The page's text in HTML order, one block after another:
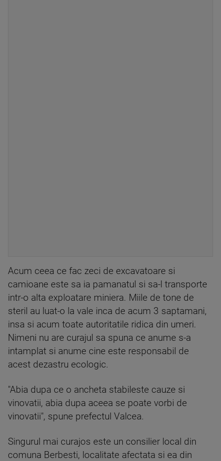
Acum ceea ce fac zeci de excavatoare si
camioane este sa ia pamanatul si sa-l transporte
intr-o alta exploatare miniera. Miile de tone de
steril au luat-o la vale inca de acum 3 saptamani,
insa si acum toate autoritatile ridica din umeri.
Nimeni nu are curajul sa spuna ce anume s-a
intamplat si anume cine este responsabil de
acest dezastru ecologic.
"Abia dupa ce o ancheta stabileste cauze si
vinovatii, abia dupa aceea se poate vorbi de
vinovatii", spune prefectul Valcea.
Singurul mai curajos este un consilier local din
comuna Berbesti, localitate afectata si ea din